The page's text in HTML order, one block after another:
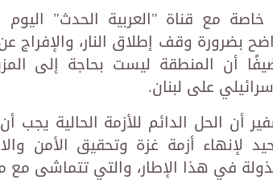
مع قناة "العربية الحدث" اليوم
بضرورة وقف إطلاق النار، والإفراج
أن المنطقة ليست بحاجة إلى
على لبنان.
أن الحل الدائم للأزمة الحالية
لإنهاء أزمة غزة وتحقيق الأمن
في هذا الإطار، والتي تتماشى